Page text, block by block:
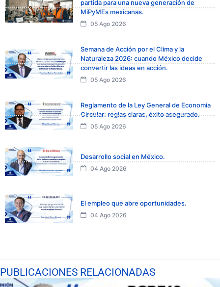
partida para una nueva generación de
MiPyMEs mexicanas.
05 Ago 2026
Semana de Acción por el Clima y la
Naturaleza 2026: cuando México decide
convertir las ideas en acción.
05 Ago 2026
Reglamento de la Ley General de Economía
Circular: reglas claras, éxito asegurado.
05 Ago 2026
Desarrollo social en México.
04 Ago 2026
El empleo que abre oportunidades.
04 Ago 2026
PUBLICACIONES RELACIONADAS